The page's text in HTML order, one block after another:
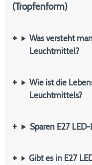
(Tropfenform)
Was versteht
Leuchtmittel?
Wie ist die
Leuchtmittels?
Sparen E27
Gibt es in E27